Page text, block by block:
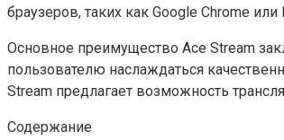
браузеров, таких как Google Chrome
Основное преимущество Ace Stream
пользователю наслаждаться
Stream предлагает возможность
Содержание